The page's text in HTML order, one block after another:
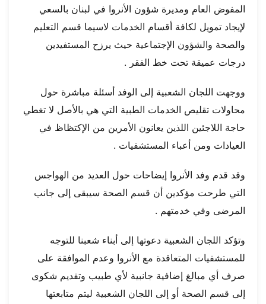
المفوض العام ومديرة شؤون الأنروا في لبنان بالسعي
لإيجاد تمويل لكافة أقسام الخدمات لاسيما قسم التعليم
والصحة والشؤون الإجتماعية حيث يرزح المستفيدين
درجات عميقة تحت خط الفقر .
ووجهت اللجان الشعبية إلى الوفد أسئلة مباشرة حول
محاولات تقليص الخدمات الطبية التي هي بالأصل لا تغطي
حاجة اللاجئين اللذين يعانون الأمرين من الإكتظاظ في
العيادات ومن أعباء المستشفيات .
وقد قدم وفد الأنروا إيضاحات حول العديد من الهواجس
التي طرحت مؤكدين أن قسم الصحة سيبقى إلى جانب
المرضى وفي خدمتهم .
وتؤكد اللجان الشعبية دعوتها إلى أبناء شعبنا للتوجه
للمستشفيات المتعاقدة مع الأنروا وعدم الموافقة على
صرف أي مبالغ إضافية جانبية لأي طبيب وتقديم شكوى
إلى قسم الصحة أو إلى اللجان الشعبية ليتم متابعتها